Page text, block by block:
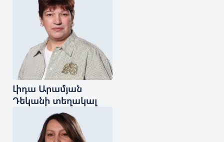
Լիդա Արամյան
Դեկանի տեղակալ